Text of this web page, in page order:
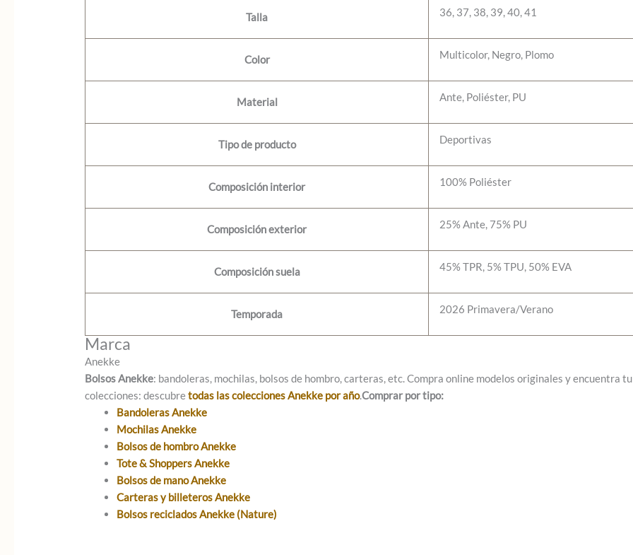
Talla 36, 37, 38, 39, 40, 41
Color Multicolor, Negro, Plomo
Material Ante, Poliéster, PU
Tipo de producto Deportivas
Composición interior 100% Poliéster
Composición exterior 25% Ante, 75% PU
Composición suela 45% TPR, 5% TPU, 50% EVA
Temporada 2026 Primavera/Verano
Marca
Anekke
Bolsos Anekke: bandoleras, mochilas, bolsos de hombro, carteras, etc. Compra online modelos originales y encuentra
colecciones: descubretodas las colecciones Anekke por año.Comprar por tipo:
Bandoleras Anekke
Mochilas Anekke
Bolsos de hombro Anekke
Tote & Shoppers Anekke
Bolsos de mano Anekke
Carteras y billeteros Anekke
Bolsos reciclados Anekke (Nature)